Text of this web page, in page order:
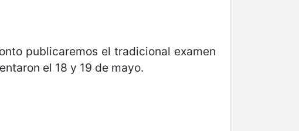
publicaremos el tradicional examen
el 18 y 19 de mayo.